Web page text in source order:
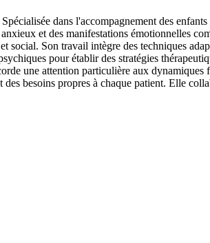
dans l'accompagnement des enfants
et des manifestations émotionnelles
Son travail intègre des techniques
pour établir des stratégies
une attention particulière aux dynamiques
besoins propres à chaque patient. Elle